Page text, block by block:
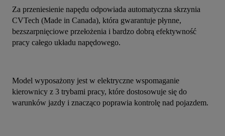
Za przeniesienie napędu odpowiada automatyczna skrzynia
CVTech (Made in Canada), która gwarantuje płynne,
bezszarpnięciowe przełożenia i bardzo dobrą efektywność
pracy całego układu napędowego.
Model wyposażony jest w elektryczne wspomaganie
kierownicy z 3 trybami pracy, które dostosowuje się do
warunków jazdy i znacząco poprawia kontrolę nad pojazdem.